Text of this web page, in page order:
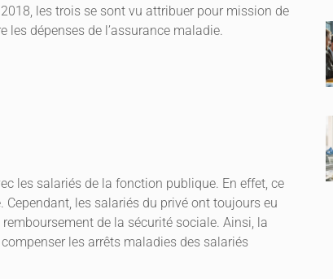
les trois se sont vu attribuer pour mission de
dépenses de l’assurance maladie.
les salariés de la fonction publique. En effet, ce
les salariés du privé ont toujours eu
de la sécurité sociale. Ainsi, la
les arrêts maladies des salariés